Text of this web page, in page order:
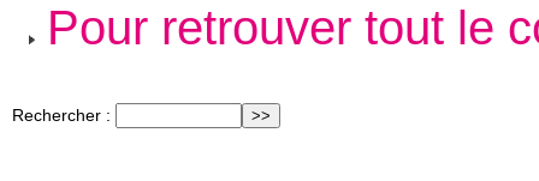
Pour retrouver tout le
Rechercher :